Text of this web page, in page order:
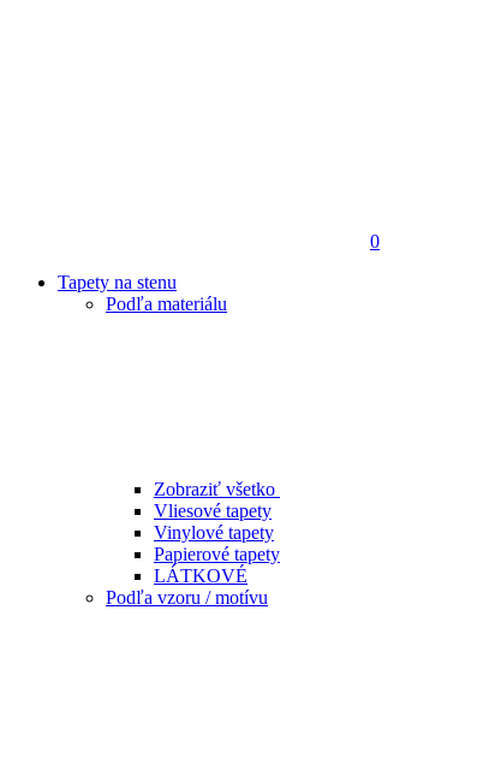
0
Tapety na stenu
Podľa materiálu
Zobraziť všetko
Vliesové tapety
Vinylové tapety
Papierové tapety
LÁTKOVÉ
Podľa vzoru / motívu